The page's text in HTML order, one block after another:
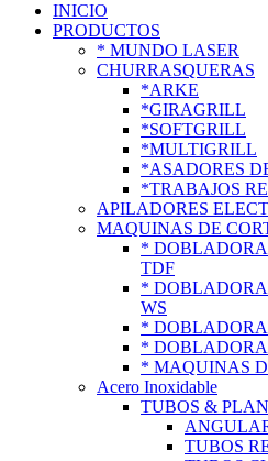
INICIO
PRODUCTOS
* MUNDO LASER
CHURRASQUERAS
*ARKE
*GIRAGRILL
*SOFTGRILL
*MULTIGRILL
*ASADORES
*TRABAJOS
APILADORES
MAQUINAS DE
*
TDF
*
WS
*
*
* MAQUINAS
Acero Inoxidable
TUBOS &
TUBOS